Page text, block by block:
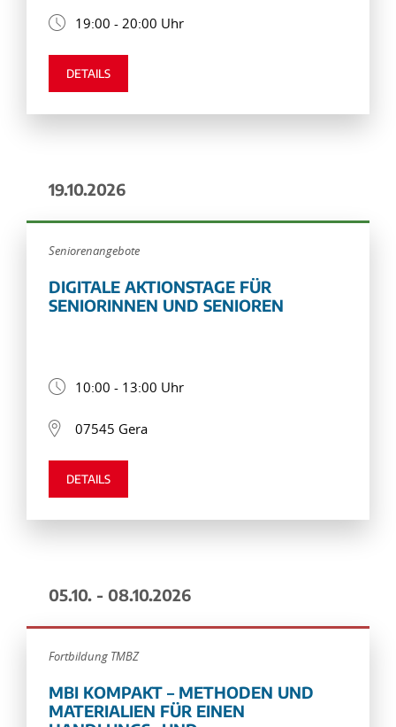
19:00 - 20:00 Uhr
DETAILS
19.10.2026
Seniorenangebote
DIGITALE AKTIONSTAGE FÜR
SENIORINNEN UND SENIOREN
10:00 - 13:00 Uhr
07545 Gera
DETAILS
05.10. - 08.10.2026
Fortbildung TMBZ
MBI KOMPAKT – METHODEN UND
MATERIALIEN FÜR EINEN